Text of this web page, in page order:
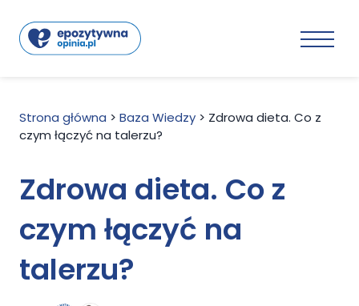
Strona główna > Baza Wiedzy > Zdrowa dieta. Co z
czym łączyć na talerzu?
Zdrowa dieta. Co z
czym łączyć na
talerzu?